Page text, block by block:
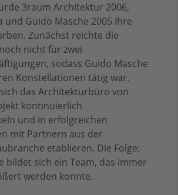
3raum Architektur 2006,
und Guido Masche 2005 ihre
Zunächst reichte die
nicht für zwei
sodass Guido Masche
Konstellationen tätig war.
das Architekturbüro von
kontinuierlich
und in erfolgreichen
mit Partnern aus der
etablieren. Die Folge:
bildet sich ein Team, das immer
werden konnte.